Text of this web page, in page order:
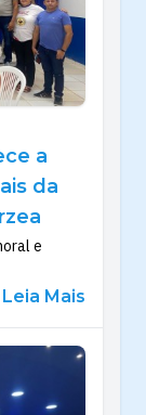
a
da
e
Leia Mais